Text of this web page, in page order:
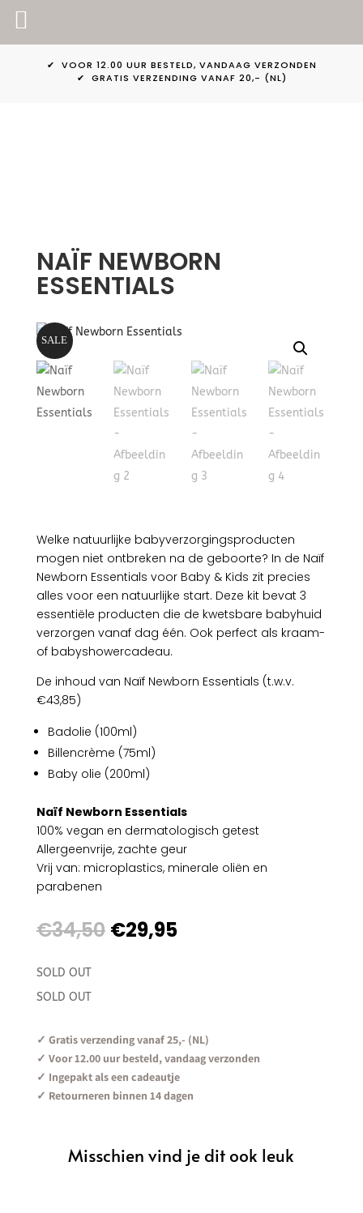
✔ VOOR 12.00 UUR BESTELD, VANDAAG VERZONDEN
✔ GRATIS VERZENDING VANAF 20,- (NL)
NAÏF NEWBORN
ESSENTIALS
Aanbieding!
SALE
Welke natuurlijke babyverzorgingsproducten
mogen niet ontbreken na de geboorte? In de Naïf
Newborn Essentials voor Baby & Kids zit precies
alles voor een natuurlijke start. Deze kit bevat 3
essentiële producten die de kwetsbare babyhuid
verzorgen vanaf dag één. Ook perfect als kraam-
of babyshowercadeau.
De inhoud van Naïf Newborn Essentials (t.w.v.
€43,85)
Badolie (100ml)
Billencrème (75ml)
Baby olie (200ml)
Naïf Newborn Essentials
100% vegan en dermatologisch getest
Allergeenvrije, zachte geur
Vrij van: microplastics, minerale oliën en
parabenen
€34,50 Oorspronkelijke
prijs
€29,95Huidige
SOLD OUT
SOLD OUT
✓ Gratis verzending vanaf 25,- (NL)
✓ Voor 12.00 uur besteld, vandaag verzonden
✓ Ingepakt als een cadeautje
✓ Retourneren binnen 14 dagen
Misschien vind je dit ook leuk